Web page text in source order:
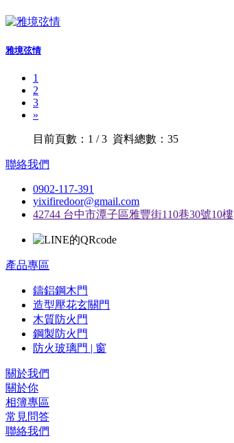
雅境弦情
1
2
3
»
目前頁數：1 / 3 資料總數：35
聯絡我們
0902-117-391
yixifiredoor@gmail.com
42744 台中市潭子區雅豐街110巷30號10樓
產品專區
鑄鋁鋼木門
造型壓花玄關門
木質防火門
鋼製防火門
防火玻璃門 | 窗
關於我們
關於你
相簿專區
常見問答
聯絡我們